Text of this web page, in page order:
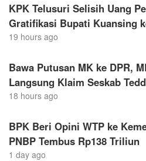
KPK Telusuri Selisih Uang
Gratifikasi Bupati Kuansing
19 hours ago
Bawa Putusan MK ke DPR,
Langsung Klaim Seskab
18 hours ago
BPK Beri Opini WTP ke
PNBP Tembus Rp138 Triliun
1 day ago